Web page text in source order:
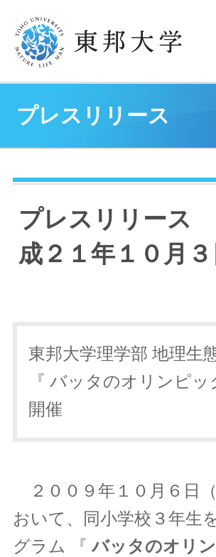
プレスリリース
プレスリリース
成２１年１０月３
東邦大学理学部 地理生
『 バッタのオリンピ
開催
２００９年１０月６日
おいて、同小学校３年生
グラム 『 バッタのオリ